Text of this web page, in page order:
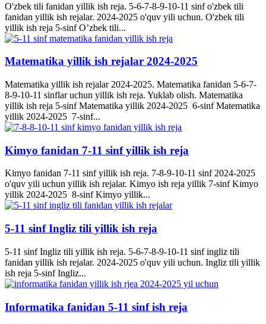
O'zbek tili fanidan yillik ish reja. 5-6-7-8-9-10-11 sinf o'zbek tili
fanidan yillik ish rejalar. 2024-2025 o'quv yili uchun. O'zbek tili
yillik ish reja 5-sinf O’zbek tili...
Matematika yillik ish rejalar 2024-2025
Matematika yillik ish rejalar 2024-2025. Matematika fanidan 5-6-7-
8-9-10-11 sinflar uchun yillik ish reja. Yuklab olish. Matematika
yillik ish reja 5-sinf Matematika yillik 2024-2025 6-sinf Matematika
yillik 2024-2025 7-sinf...
Kimyo fanidan 7-11 sinf yillik ish reja
Kimyo fanidan 7-11 sinf yillik ish reja. 7-8-9-10-11 sinf 2024-2025
o'quv yili uchun yillik ish rejalar. Kimyo ish reja yillik 7-sinf Kimyo
yillik 2024-2025 8-sinf Kimyo yillik...
5-11 sinf Ingliz tili yillik ish reja
5-11 sinf Ingliz tili yillik ish reja. 5-6-7-8-9-10-11 sinf ingliz tili
fanidan yillik ish rejalar. 2024-2025 o'quv yili uchun. Ingliz tili yillik
ish reja 5-sinf Ingliz...
Informatika fanidan 5-11 sinf ish reja